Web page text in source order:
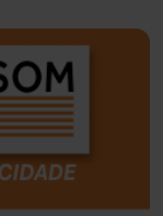
(505)
(152)